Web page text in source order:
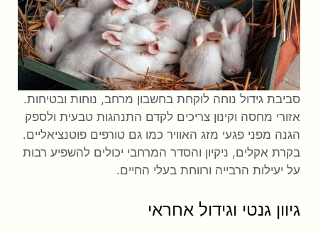
סביבת גידול נוחה לוקחת בחשבון מרחב, נוחות ובטיחות.
אזורי מחסה וקינון צריכים לקדם התנהגות טבעית ולספק
הגנה מפני פגעי מזג האוויר כמו גם טורפים פוטנציאליים.
בקרת אקלים, ניקיון והסדר המרחבי יכולים להשפיע רבות
על יעילות הרבייה ורווחת בעלי החיים.
גיוון גנטי וגידול אחראי